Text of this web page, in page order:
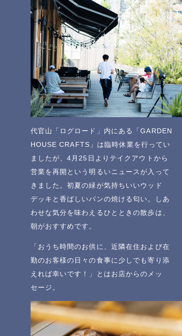
代官山「ログロード」内にある「GARDEN
HOUSE CRAFTS」は臨時休業を行ってい
ましたが、4月25日よりテイクアウトから
営業を再開という明るいニュースが入って
きました。初夏の緑が気持ちいいウッド
デッキと香ばしいパンの焼ける匂い。しあ
わせな気分を味わえるひとときの散歩は、
朝がおすすめです。
「おうち時間のお供に、近隣在住および在
勤のお客様の日々の食事に少しでも寄り添
えれば幸いです！」とはお店からのメッ
セージ。